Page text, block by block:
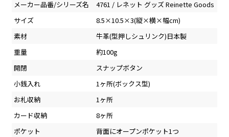
メーカー品番/シリーズ名
4761 / レネット グッズ Reinette Goods
サイズ
8.5×10.5×3(縦×横×幅cm)
素材
牛革(型押しシュリンク)日本製
重量
約100g
開閉
スナップボタン
小銭入れ
1ヶ所(ボックス型)
お札収納
1ヶ所
カード収納
8ヶ所
ポケット
背面にオープンポケット1つ